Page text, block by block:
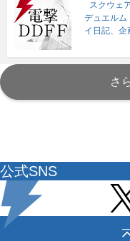
スクウェ
デュエルム
イ日記、企
さ
公式SNS